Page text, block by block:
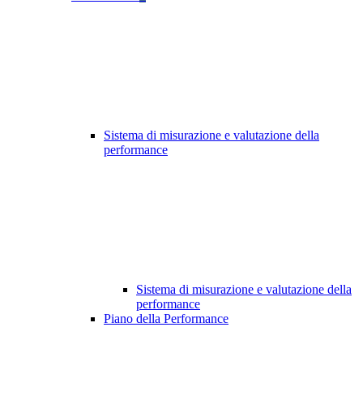
Sistema di misurazione e valutazione della
performance
Sistema di misurazione e valutazione della
performance
Piano della Performance